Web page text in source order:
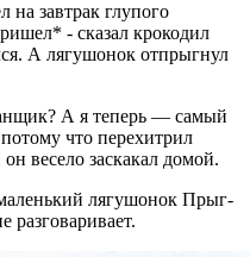
завтрак глупого
- сказал крокодил
А лягушонок отпрыгнул
А я теперь — самый
что перехитрил
весело заскакал домой.
лягушонок Прыг-
разговаривает.